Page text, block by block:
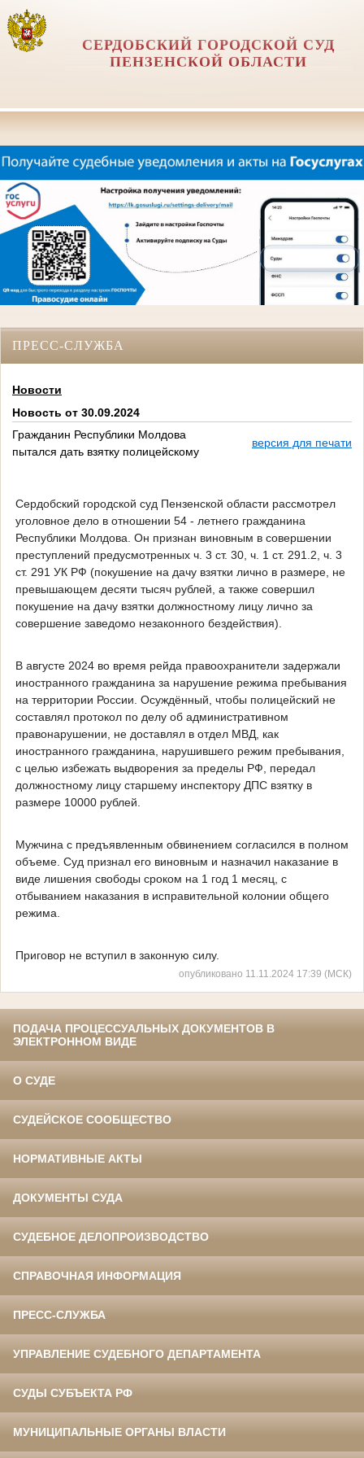
СЕРДОБСКИЙ ГОРОДСКОЙ СУД
ПЕНЗЕНСКОЙ ОБЛАСТИ
ПРЕСС-СЛУЖБА
Новости
Новость от 30.09.2024
Гражданин Республики Молдова
пытался дать взятку полицейскому
версия для печати
Сердобский городской суд Пензенской области рассмотрел
уголовное дело в отношении 54 - летнего гражданина
Республики Молдова. Он признан виновным в совершении
преступлений предусмотренных ч. 3 ст. 30, ч. 1 ст. 291.2, ч. 3
ст. 291 УК РФ (покушение на дачу взятки лично в размере, не
превышающем десяти тысяч рублей, а также совершил
покушение на дачу взятки должностному лицу лично за
совершение заведомо незаконного бездействия).
В августе 2024 во время рейда правоохранители задержали
иностранного гражданина за нарушение режима пребывания
на территории России. Осуждённый, чтобы полицейский не
составлял протокол по делу об административном
правонарушении, не доставлял в отдел МВД, как
иностранного гражданина, нарушившего режим пребывания,
с целью избежать выдворения за пределы РФ, передал
должностному лицу старшему инспектору ДПС взятку в
размере 10000 рублей.
Мужчина с предъявленным обвинением согласился в полном
объеме. Суд признал его виновным и назначил наказание в
виде лишения свободы сроком на 1 год 1 месяц, с
отбыванием наказания в исправительной колонии общего
режима.
Приговор не вступил в законную силу.
опубликовано 11.11.2024 17:39 (МСК)
ПОДАЧА ПРОЦЕССУАЛЬНЫХ ДОКУМЕНТОВ В
ЭЛЕКТРОННОМ ВИДЕ
О СУДЕ
СУДЕЙСКОЕ СООБЩЕСТВО
НОРМАТИВНЫЕ АКТЫ
ДОКУМЕНТЫ СУДА
СУДЕБНОЕ ДЕЛОПРОИЗВОДСТВО
СПРАВОЧНАЯ ИНФОРМАЦИЯ
ПРЕСС-СЛУЖБА
УПРАВЛЕНИЕ СУДЕБНОГО ДЕПАРТАМЕНТА
СУДЫ СУБЪЕКТА РФ
МУНИЦИПАЛЬНЫЕ ОРГАНЫ ВЛАСТИ